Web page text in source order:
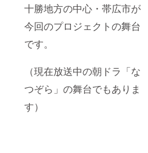
十勝地方の中心・帯広市が
今回のプロジェクトの舞台
です。
（現在放送中の朝ドラ「な
つぞら」の舞台でもありま
す）